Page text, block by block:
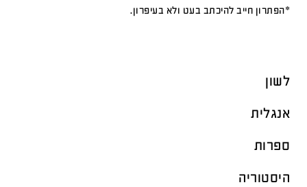
*הפתרון חייב להיכתב בעט ולא בעיפרון.
לשון
אנגלית
ספרות
היסטוריה